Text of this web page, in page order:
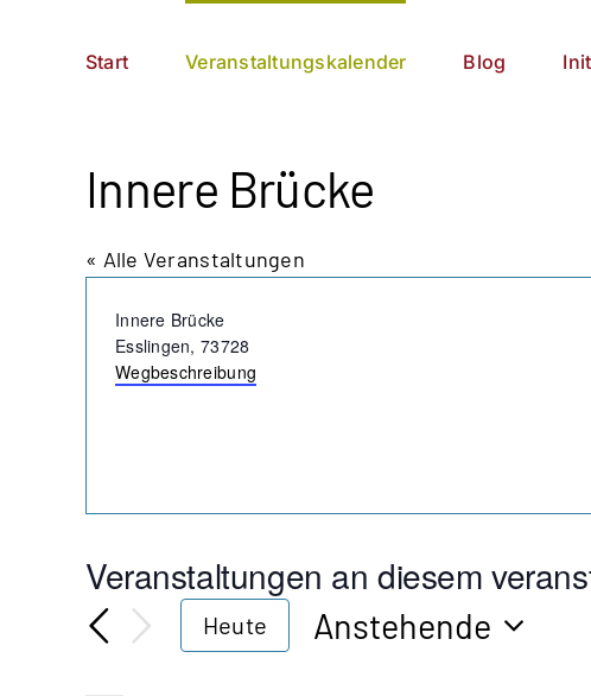
Start Veranstaltungskalender Blog
Innere Brücke
« Alle Veranstaltungen
Adresse
Innere Brücke
Esslingen, 73728
Wegbeschreibung
Veranstaltungen an diesem
Heute
Anstehende